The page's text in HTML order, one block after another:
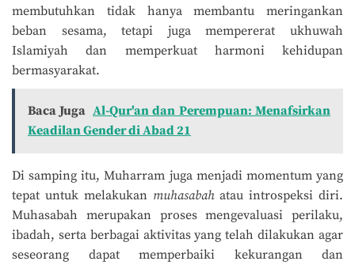
membutuhkan tidak hanya membantu meringankan
beban sesama, tetapi juga mempererat ukhuwah
Islamiyah dan memperkuat harmoni kehidupan
bermasyarakat.
Baca Juga Al-Qur'an dan Perempuan: Menafsirkan
Keadilan Gender di Abad 21
Di samping itu, Muharram juga menjadi momentum yang
tepat untuk melakukan muhasabahatau introspeksi diri.
Muhasabah merupakan proses mengevaluasi perilaku,
ibadah, serta berbagai aktivitas yang telah dilakukan agar
seseorang dapat memperbaiki kekurangan dan